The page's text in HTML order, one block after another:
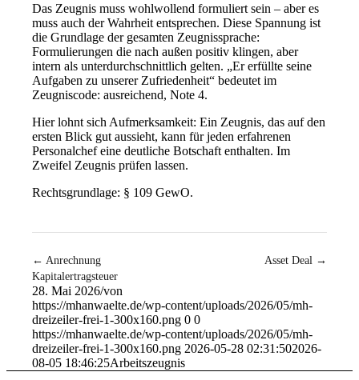
Das Zeugnis muss wohlwollend formuliert sein – aber es
muss auch der Wahrheit entsprechen. Diese Spannung ist
die Grundlage der gesamten Zeugnissprache:
Formulierungen die nach außen positiv klingen, aber
intern als unterdurchschnittlich gelten. „Er erfüllte seine
Aufgaben zu unserer Zufriedenheit“ bedeutet im
Zeugniscode: ausreichend, Note 4.
Hier lohnt sich Aufmerksamkeit: Ein Zeugnis, das auf den
ersten Blick gut aussieht, kann für jeden erfahrenen
Personalchef eine deutliche Botschaft enthalten. Im
Zweifel Zeugnis prüfen lassen.
Rechtsgrundlage: § 109 GewO.
← Anrechnung
Kapitalertragsteuer
Asset Deal →
28. Mai 2026/von
https://mhanwaelte.de/wp-content/uploads/2026/05/mh-
dreizeiler-frei-1-300x160.png 0 0
https://mhanwaelte.de/wp-content/uploads/2026/05/mh-
dreizeiler-frei-1-300x160.png 2026-05-28 02:31:502026-
08-05 18:46:25Arbeitszeugnis